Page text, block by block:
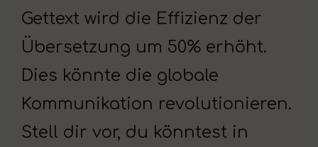
Gettext wird die Effizienz der
Übersetzung um 50% erhöht.
Dies könnte die globale
Kommunikation revolutionieren.
Stell dir vor, du könntest in